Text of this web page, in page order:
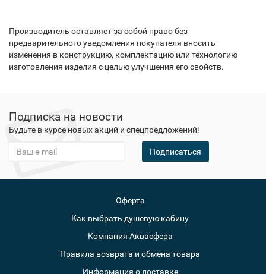
Производитель оставляет за собой право без
предварительного уведомления покупателя вносить
изменения в конструкцию, комплектацию или технологию
изготовления изделия с целью улучшения его свойств.
Подписка на новости
Будьте в курсе новых акций и спецпредложений!
Подписаться
Оферта
Как выбрать душевую кабину
Компания Аквасфера
Правила возврата и обмена товара
Информация о доставке